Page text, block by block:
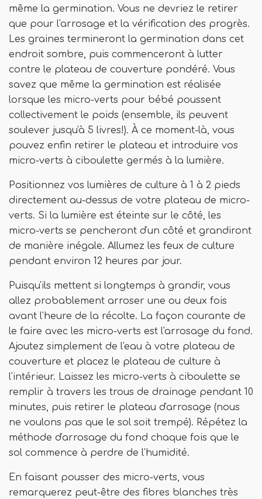
même la germination. Vous ne devriez le retirer
que pour l'arrosage et la vérification des progrès.
Les graines termineront la germination dans cet
endroit sombre, puis commenceront à lutter
contre le plateau de couverture pondéré. Vous
savez que même la germination est réalisée
lorsque les micro-verts pour bébé poussent
collectivement le poids (ensemble, ils peuvent
soulever jusqu'à 5 livres!). À ce moment-là, vous
pouvez enfin retirer le plateau et introduire vos
micro-verts à ciboulette germés à la lumière.
Positionnez vos lumières de culture à 1 à 2 pieds
directement au-dessus de votre plateau de micro-
verts. Si la lumière est éteinte sur le côté, les
micro-verts se pencheront d'un côté et grandiront
de manière inégale. Allumez les feux de culture
pendant environ 12 heures par jour.
Puisqu'ils mettent si longtemps à grandir, vous
allez probablement arroser une ou deux fois
avant l'heure de la récolte. La façon courante de
le faire avec les micro-verts est l'arrosage du fond.
Ajoutez simplement de l'eau à votre plateau de
couverture et placez le plateau de culture à
l'intérieur. Laissez les micro-verts à ciboulette se
remplir à travers les trous de drainage pendant 10
minutes, puis retirer le plateau d'arrosage (nous
ne voulons pas que le sol soit trempé). Répétez la
méthode d'arrosage du fond chaque fois que le
sol commence à perdre de l'humidité.
En faisant pousser des micro-verts, vous
remarquerez peut-être des fibres blanches très